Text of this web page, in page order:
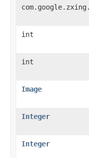
int
int
Image
Integer
Integer